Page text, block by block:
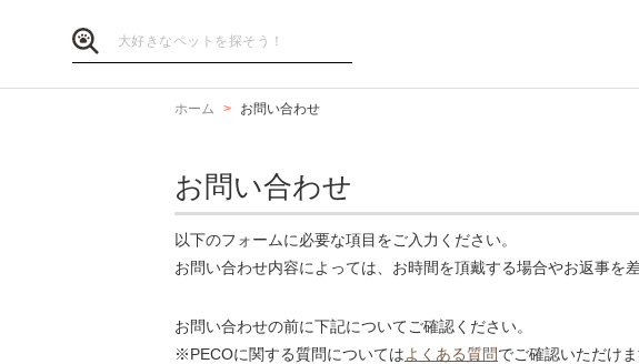
ホーム お問い合わせ
お問い合わせ
以下のフォームに必要な項目をご入力ください。
お問い合わせ内容によっては、お時間を頂戴する場合やお返事を
お問い合わせの前に下記についてご確認ください。
※PECOに関する質問についてはよくある質問でご確認いただけま